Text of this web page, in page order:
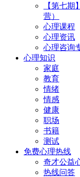
【第七
营）
心理课程
心理资讯
心理咨询
心理知识
家庭
教育
情绪
情感
健康
职场
书籍
测试
免费心理热线
奇才公益
热线问答